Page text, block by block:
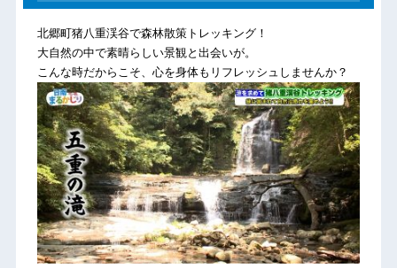
北郷町猪八重渓谷で森林散策トレッキング！
大自然の中で素晴らしい景観と出会いが。
こんな時だからこそ、心を身体もリフレッシュしませんか？